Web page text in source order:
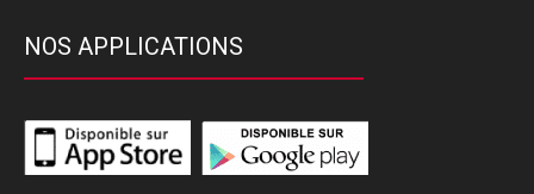
NOS APPLICATIONS